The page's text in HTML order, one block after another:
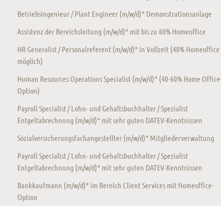
Betriebsingenieur / Plant Engineer (m/w/d)* Demonstrationsanlage
Assistenz der Bereichsleitung (m/w/d)* mit bis zu 60% Homeoffice
HR Generalist / Personalreferent (m/w/d)* in Vollzeit (40% Homeoffice
möglich)
Human Resources Operations Specialist (m/w/d)* (40-60% Home
Option)
Payroll Specialist / Lohn- und Gehaltsbuchhalter / Spezialist
Entgeltabrechnung (m/w/d)* mit sehr guten DATEV-Kenntnissen
Sozialversicherungsfachangestellter (m/w/d)* Mitgliederverwaltung
Payroll Specialist / Lohn- und Gehaltsbuchhalter / Spezialist
Entgeltabrechnung (m/w/d)* mit sehr guten DATEV-Kenntnissen
Bankkaufmann (m/w/d)* im Bereich Client Services mit Homeoffice-
Option